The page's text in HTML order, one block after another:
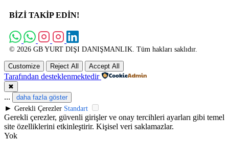
BİZİ TAKİP EDİN!
© 2026 GB YURT DIŞI DANIŞMANLIK. Tüm hakları saklıdır.
Customize Reject All Accept All
Tarafından desteklenmektedir
✖
... daha fazla göster
► Gerekli Çerezler Standart
Gerekli çerezler, güvenli girişler ve onay tercihleri ayarları gibi temel
site özelliklerini etkinleştirir. Kişisel veri saklamazlar.
Yok